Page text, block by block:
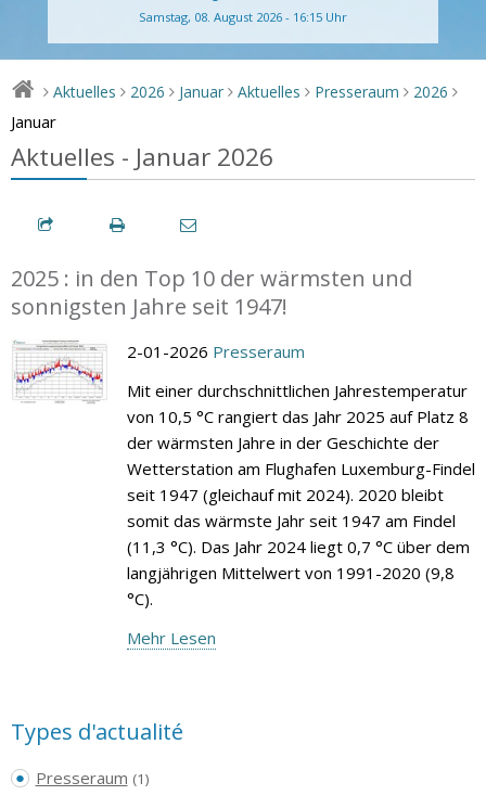
Samstag, 08. August 2026 - 16:15 Uhr
> Aktuelles > 2026 > Januar > Aktuelles > Presseraum > 2026 >
Januar
Aktuelles - Januar 2026
2025 : in den Top 10 der wärmsten und
sonnigsten Jahre seit 1947!
2-01-2026 Presseraum
Mit einer durchschnittlichen Jahrestemperatur
von 10,5 °C rangiert das Jahr 2025 auf Platz 8
der wärmsten Jahre in der Geschichte der
Wetterstation am Flughafen Luxemburg-Findel
seit 1947 (gleichauf mit 2024). 2020 bleibt
somit das wärmste Jahr seit 1947 am Findel
(11,3 °C). Das Jahr 2024 liegt 0,7 °C über dem
langjährigen Mittelwert von 1991-2020 (9,8
°C).
Mehr Lesen
Types d'actualité
Presseraum (1)